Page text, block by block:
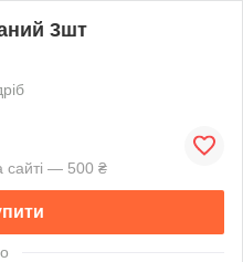
3шт
сайті — 500 ₴